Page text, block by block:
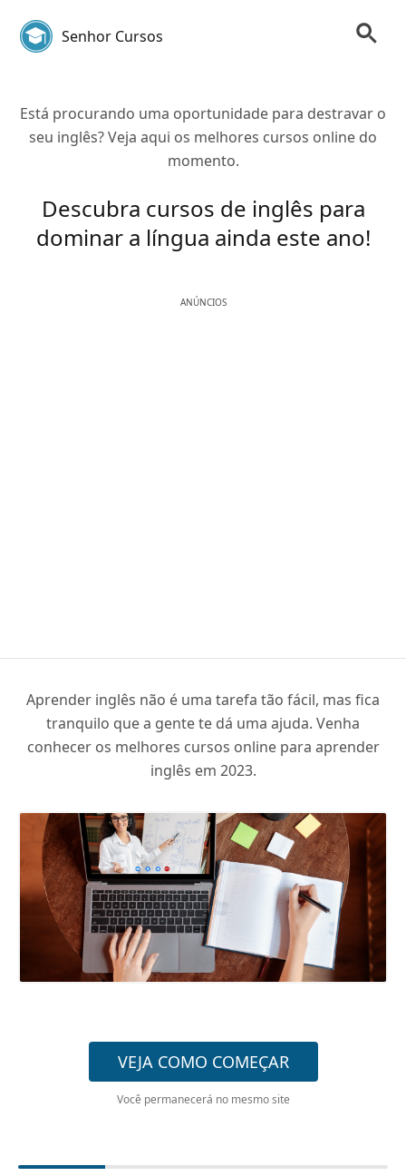
Senhor Cursos
Está procurando uma oportunidade para destravar o
seu inglês? Veja aqui os melhores cursos online do
momento.
Descubra cursos de inglês para
dominar a língua ainda este ano!
ANÚNCIOS
Aprender inglês não é uma tarefa tão fácil, mas fica
tranquilo que a gente te dá uma ajuda. Venha
conhecer os melhores cursos online para aprender
inglês em 2023.
VEJA COMO COMEÇAR
Você permanecerá no mesmo site